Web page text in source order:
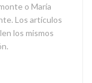
o María
Los artículos
los mismos